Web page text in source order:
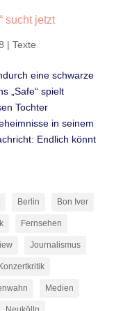
sucht jetzt
| Texte
eine schwarze
„Safe“ spielt
Tochter
in seinem
Endlich könnt
Berlin Bon Iver
Fernsehen
Journalismus
Medien